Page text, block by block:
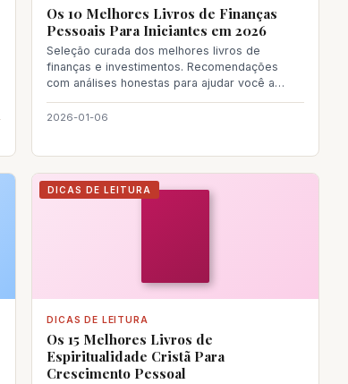
Os 10 Melhores Livros de Finanças
Pessoais Para Iniciantes em 2026
Seleção curada dos melhores livros de
finanças e investimentos. Recomendações
com análises honestas para ajudar você a
2026-01-06
DICAS DE LEITURA
DICAS DE LEITURA
Os 15 Melhores Livros de
Espiritualidade Cristã Para
Crescimento Pessoal